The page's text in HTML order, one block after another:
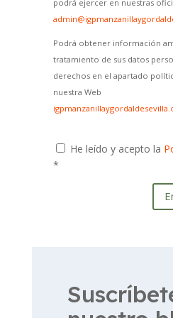
podrá ejercer en nuestras
Podrá obtener información
tratamiento de sus datos
derechos en el apartado
nuestra Web
He leído y acepto la
*